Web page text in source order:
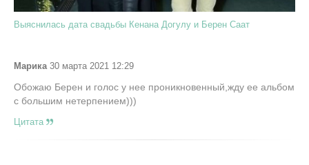
Выяснилась дата свадьбы Кенана Догулу и Берен Саат
Марика 30 марта 2021 12:29
Обожаю Берен и голос у нее проникновенный,жду ее альбом
с большим нетерпением)))
Цитата